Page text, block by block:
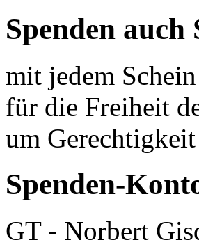
Spenden auch
mit jedem
für die Freiheit
um
Spenden-
GT - Norbert